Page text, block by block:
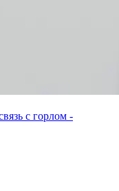
с горлом -